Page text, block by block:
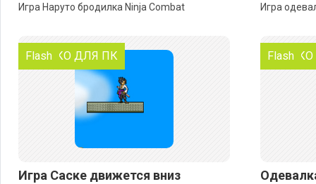
Игра Наруто бродилка Ninja Combat Игра
ТОЛЬКО ДЛЯ ПК
Flash
Игра Саске движется вниз
Flash